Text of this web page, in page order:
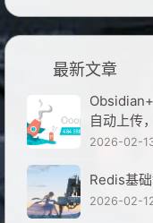
最新文章
自动上传
2026-02-
Redis基
2026-02-